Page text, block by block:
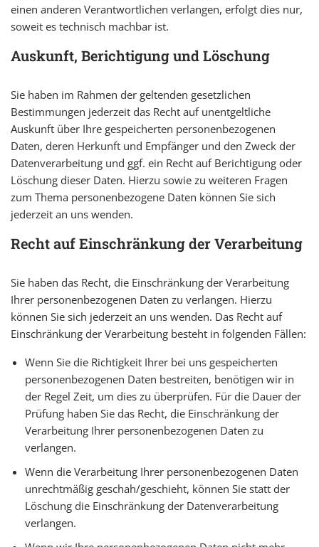
einen anderen Verantwortlichen verlangen, erfolgt dies nur,
soweit es technisch machbar ist.
Auskunft, Berichtigung und Löschung
Sie haben im Rahmen der geltenden gesetzlichen
Bestimmungen jederzeit das Recht auf unentgeltliche
Auskunft über Ihre gespeicherten personenbezogenen
Daten, deren Herkunft und Empfänger und den Zweck der
Datenverarbeitung und ggf. ein Recht auf Berichtigung oder
Löschung dieser Daten. Hierzu sowie zu weiteren Fragen
zum Thema personenbezogene Daten können Sie sich
jederzeit an uns wenden.
Recht auf Einschränkung der Verarbeitung
Sie haben das Recht, die Einschränkung der Verarbeitung
Ihrer personenbezogenen Daten zu verlangen. Hierzu
können Sie sich jederzeit an uns wenden. Das Recht auf
Einschränkung der Verarbeitung besteht in folgenden Fällen:
Wenn Sie die Richtigkeit Ihrer bei uns gespeicherten
personenbezogenen Daten bestreiten, benötigen wir in
der Regel Zeit, um dies zu überprüfen. Für die Dauer der
Prüfung haben Sie das Recht, die Einschränkung der
Verarbeitung Ihrer personenbezogenen Daten zu
verlangen.
Wenn die Verarbeitung Ihrer personenbezogenen Daten
unrechtmäßig geschah/geschieht, können Sie statt der
Löschung die Einschränkung der Datenverarbeitung
verlangen.